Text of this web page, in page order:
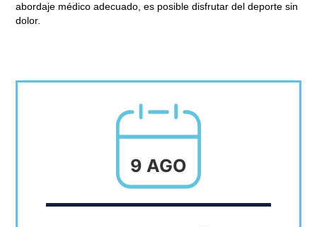
abordaje médico adecuado, es posible disfrutar del deporte sin
dolor.
9 AGO